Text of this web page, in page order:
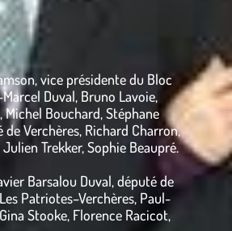
vice présidente du Bloc
Duval, Bruno Lavoie,
Michel Bouchard, Stéphane
de Verchères, Richard Charron,
Trekker, Sophie Beaupré.
Barsalou Duval, député de
Patriotes–Verchères, Paul-
Stooke, Florence Racicot,